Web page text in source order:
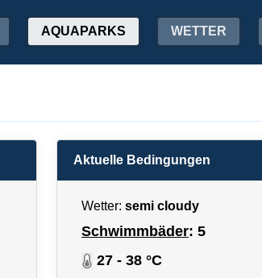
AQUAPARKS WETTER
Aktuelle Bedingungen
Wetter: semi cloudy
Schwimmbäder: 5
27 - 38 °C